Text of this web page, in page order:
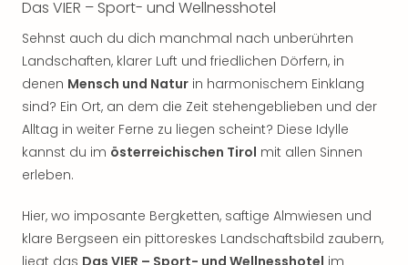
Das VIER – Sport- und Wellnesshotel
Sehnst auch du dich manchmal nach unberührten
Landschaften, klarer Luft und friedlichen Dörfern, in
denen Mensch und Natur in harmonischem Einklang
sind? Ein Ort, an dem die Zeit stehengeblieben und der
Alltag in weiter Ferne zu liegen scheint? Diese Idylle
kannst du im österreichischen Tirol mit allen Sinnen
erleben.
Hier, wo imposante Bergketten, saftige Almwiesen und
klare Bergseen ein pittoreskes Landschaftsbild zaubern,
liegt das Das VIER – Sport- und Wellnesshotel im